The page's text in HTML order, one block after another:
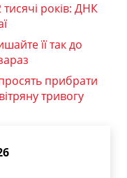
років: ДНК
її так до
прибрати
тривогу